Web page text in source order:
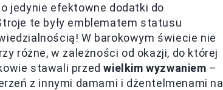
jedynie efektowne dodatki do
te były emblematem statusu
W barokowym świecie nie
różne, w zależności od okazji, do której
stawali przedwielkim wyzwaniem –
z innymi damami i dżentelmenami na